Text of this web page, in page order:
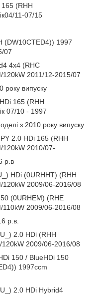
(RHH
11-07/15
(DW10CTED4)) 1997
07
4x4 (RHC
2011/12-2015/07
року випуску
165 (RHH
07/10 - 1997
з 2010 року випуску
2.0 HDi 165 (RHH
120kW 2010/07-
р.в
HDi (0URHHT) (RHH
120kW 2009/06-2016/08
(0URHEM) (RHE
2009/06-2016/08
р.в.
2.0 HDi (RHH
2009/06-2016/08
150 / BlueHDi 150
1997ccm
2.0 HDi Hybrid4